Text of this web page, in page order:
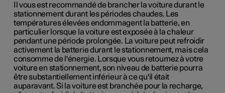
Il vous est recommandé de brancher la voiture durant le
stationnement durant les périodes chaudes. Les
températures élevées endommagent la batterie, en
particulier lorsque la voiture est exposée à la chaleur
pendant une période prolongée. La voiture peut refroidir
activement la batterie durant le stationnement, mais cela
consomme de l'énergie. Lorsque vous retournez à votre
voiture en stationnement, son niveau de batterie pourra
être substantiellement inférieur à ce qu'il était
auparavant. Si la voiture est branchée pour la recharge,